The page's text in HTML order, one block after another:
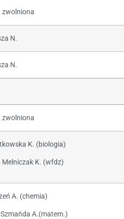
zwolniona
N.
N.
zwolniona
K. (biologia)
Melniczak K. (wfdz)
A. (chemia)
A.(matem.)